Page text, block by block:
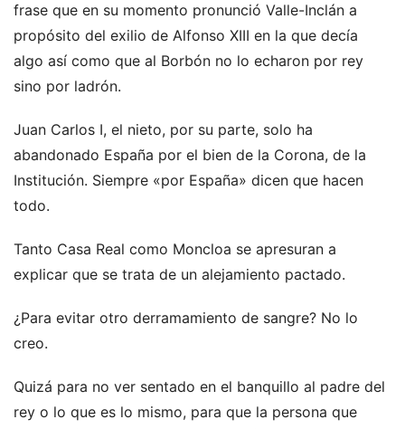
frase que en su momento pronunció Valle-Inclán a
propósito del exilio de Alfonso XIII en la que decía
algo así como que al Borbón no lo echaron por rey
sino por ladrón.
Juan Carlos I, el nieto, por su parte, solo ha
abandonado España por el bien de la Corona, de la
Institución. Siempre «por España» dicen que hacen
todo.
Tanto Casa Real como Moncloa se apresuran a
explicar que se trata de un alejamiento pactado.
¿Para evitar otro derramamiento de sangre? No lo
creo.
Quizá para no ver sentado en el banquillo al padre del
rey o lo que es lo mismo, para que la persona que